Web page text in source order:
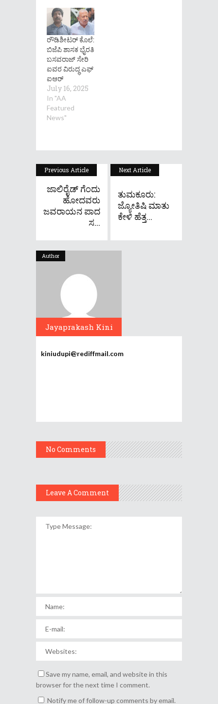
ರೌಡಿಶೀಟರ್​ ಕೊಲೆ:
ಬಿಜೆಪಿ ಶಾಸಕ ಭೈರತಿ
ಬಸವರಾಜ್ ಸೇರಿ
ಐವರ ವಿರುದ್ಧ ಎಫ್​
ಐಆರ್​
July 16, 2025
In "AA
Featured
News"
Previous Article
ಜಾಲಿರೈಡ್ ಗೆಂದು
ಹೋದವರು
ಜವರಾಯನ ಪಾದ
ಸ...
Next Article
ತುಮಕೂರು:
ಜ್ಯೋತಿಷಿ ಮಾತು
ಕೇಳಿ ಹೆತ್ತ...
Author
Jayaprakash Kini
kiniudupi@rediffmail.com
No Comments
Leave A Comment
Save my name, email, and website in this
browser for the next time I comment.
Notify me of follow-up comments by email.